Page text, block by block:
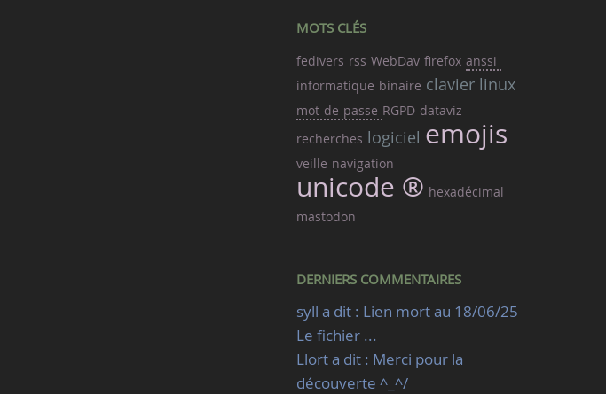
MOTS CLÉS
fedivers rss WebDav firefox anssi
informatique binaire clavier linux
mot-de-passe RGPD dataviz
recherches logiciel emojis
veille navigation
unicode ® hexadécimal
mastodon
DERNIERS COMMENTAIRES
syll a dit : Lien mort au 18/06/25
Le fichier ...
Llort a dit : Merci pour la
découverte ^_^/